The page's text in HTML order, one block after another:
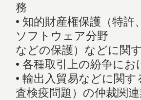
務
• 知的財産権保護（特
ソフトウェア分野
などの保護）などに関
• 各種取引上の紛争に
• 輸出入貿易などに関
査検疫問題）の仲裁関